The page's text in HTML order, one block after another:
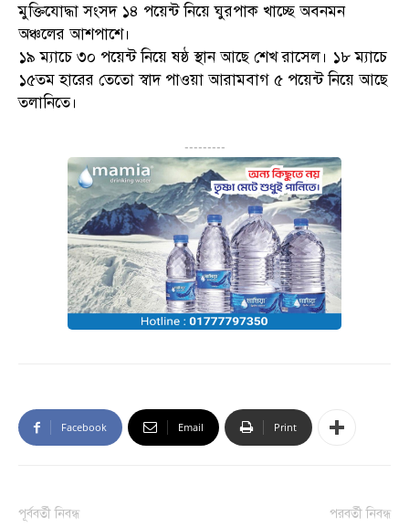
মুক্তিযোদ্ধা সংসদ ১৪ পয়েন্ট নিয়ে ঘুরপাক খাচ্ছে অবনমন
অঞ্চলের আশপাশে।
১৯ ম্যাচে ৩০ পয়েন্ট নিয়ে ষষ্ঠ স্থান আছে শেখ রাসেল। ১৮ ম্যাচে
১৫তম হারের তেতো স্বাদ পাওয়া আরামবাগ ৫ পয়েন্ট নিয়ে আছে
তলানিতে।
---------
Facebook Email Print
পূর্ববর্তী নিবন্ধ পরবর্তী নিবন্ধ